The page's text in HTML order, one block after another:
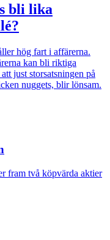
bli lika
hög fart i affärerna.
kan bli riktiga
just storsatsningen på
nuggets, blir lönsam.
fram två köpvärda aktier